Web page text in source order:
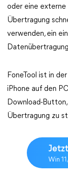
oder eine
Übertragung
verwenden, ein
FoneTool ist in
iPhone auf den
Download-
Übertragung zu
Win